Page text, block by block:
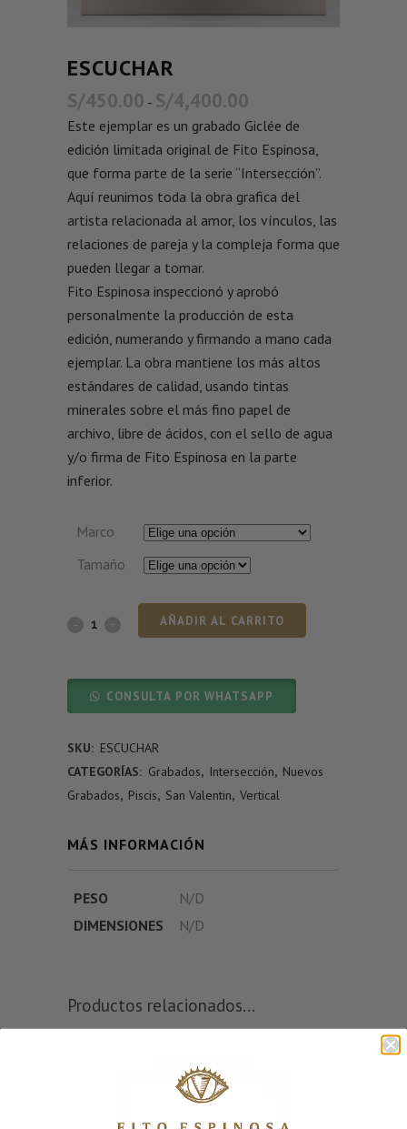
ESCUCHAR
S/450.00 - S/4,400.00
Este ejemplar es un grabado Giclée de
edición limitada original de Fito Espinosa,
que forma parte de la serie “Intersección”.
Aquí reunimos toda la obra grafica del
artista relacionada al amor, los vínculos, las
relaciones de pareja y la compleja forma que
pueden llegar a tomar.
Fito Espinosa inspeccionó y aprobó
personalmente la producción de esta
edición, numerando y firmando a mano cada
ejemplar. La obra mantiene los más altos
estándares de calidad, usando tintas
minerales sobre el más fino papel de
archivo, libre de ácidos, con el sello de agua
y/o firma de Fito Espinosa en la parte
inferior.
Marco
Tamaño
AÑADIR AL CARRITO
CONSULTA POR WHATSAPP
SKU: ESCUCHAR
CATEGORÍAS: Grabados, Intersección, Nuevos
Grabados, Piscis, San Valentin, Vertical
MÁS INFORMACIÓN
PESO
N/D
DIMENSIONES
N/D
Productos relacionados...